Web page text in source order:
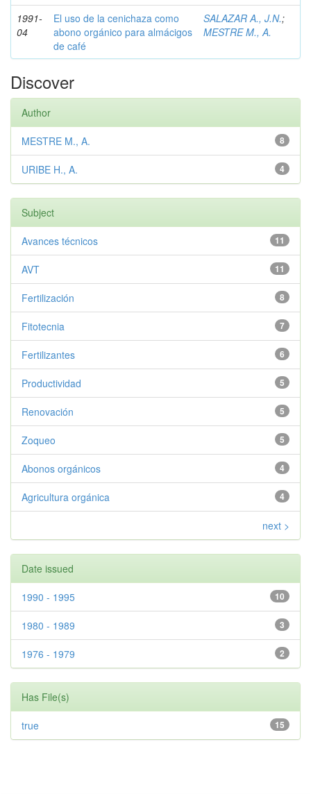
1991-
04
El uso de la cenichaza como
abono orgánico para almácigos
de café
SALAZAR A., J.N.;
MESTRE M., A.
Discover
Author
8
MESTRE M., A.
4
URIBE H., A.
Subject
11
Avances técnicos
11
AVT
8
Fertilización
7
Fitotecnia
6
Fertilizantes
5
Productividad
5
Renovación
5
Zoqueo
4
Abonos orgánicos
4
Agricultura orgánica
next >
Date issued
10
1990 - 1995
3
1980 - 1989
2
1976 - 1979
Has File(s)
15
true